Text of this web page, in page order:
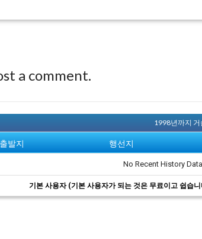
a comment.
1998년까지 거
출발지 행선지
No Recent History Data
기본 사용자 (기본 사용자가 되는 것은 무료이고 쉽습